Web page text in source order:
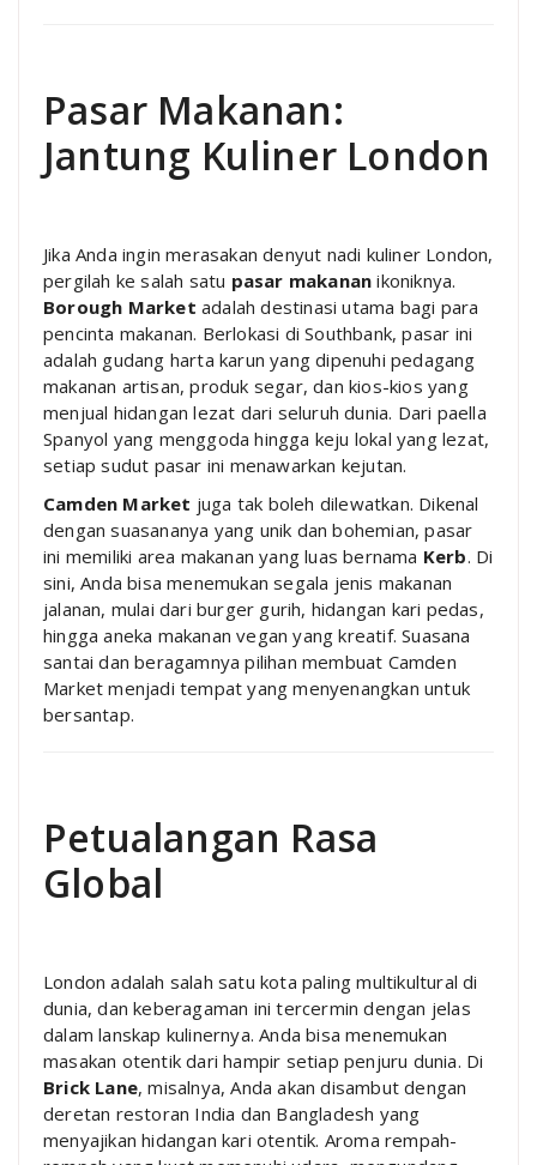
Pasar Makanan:
Jantung Kuliner London
Jika Anda ingin merasakan denyut nadi kuliner London,
pergilah ke salah satu pasar makanan ikoniknya.
Borough Market adalah destinasi utama bagi para
pencinta makanan. Berlokasi di Southbank, pasar ini
adalah gudang harta karun yang dipenuhi pedagang
makanan artisan, produk segar, dan kios-kios yang
menjual hidangan lezat dari seluruh dunia. Dari paella
Spanyol yang menggoda hingga keju lokal yang lezat,
setiap sudut pasar ini menawarkan kejutan.
Camden Market juga tak boleh dilewatkan. Dikenal
dengan suasananya yang unik dan bohemian, pasar
ini memiliki area makanan yang luas bernama Kerb. Di
sini, Anda bisa menemukan segala jenis makanan
jalanan, mulai dari burger gurih, hidangan kari pedas,
hingga aneka makanan vegan yang kreatif. Suasana
santai dan beragamnya pilihan membuat Camden
Market menjadi tempat yang menyenangkan untuk
bersantap.
Petualangan Rasa
Global
London adalah salah satu kota paling multikultural di
dunia, dan keberagaman ini tercermin dengan jelas
dalam lanskap kulinernya. Anda bisa menemukan
masakan otentik dari hampir setiap penjuru dunia. Di
Brick Lane, misalnya, Anda akan disambut dengan
deretan restoran India dan Bangladesh yang
menyajikan hidangan kari otentik. Aroma rempah-